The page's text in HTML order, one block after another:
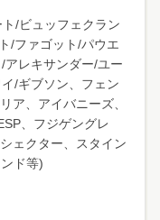
/ビュッフェクラン
/ファゴット/パウエ
アレキサンダー/ユー
/ギブソン、フェン
ア、アイバニーズ、
、フジゲングレ
ェクター、スタイン
ド等)